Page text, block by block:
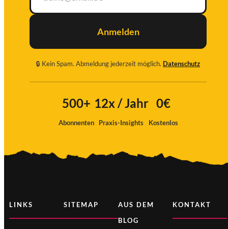
Anmelden
Ich
🔒 Kein Spam. Abmeldung jederzeit möglich. Datenschutz
500+
Abonnenten
12x / Jahr
Praxis-Insights
0€
Kostenlos
LINKS SITEMAP
AUS DEM
BLOG
KONTAKT